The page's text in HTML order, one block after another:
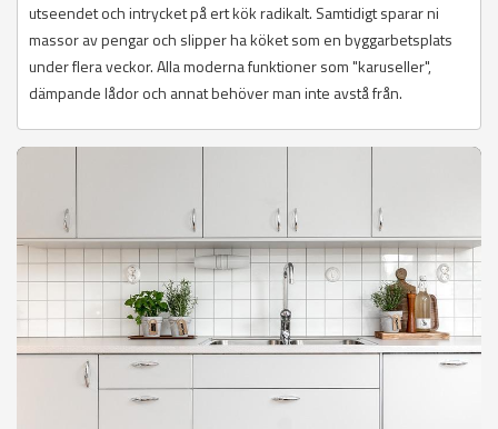
utseendet och intrycket på ert kök radikalt. Samtidigt sparar ni
massor av pengar och slipper ha köket som en byggarbetsplats
under flera veckor. Alla moderna funktioner som "karuseller",
dämpande lådor och annat behöver man inte avstå från.